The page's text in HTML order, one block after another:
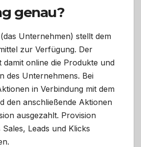
genau?
Unternehmen) stellt dem
zur Verfügung. Der
damit online die Produkte und
des Unternehmens. Bei
in Verbindung mit dem
den anschließende Aktionen
ausgezahlt. Provision
Leads und Klicks